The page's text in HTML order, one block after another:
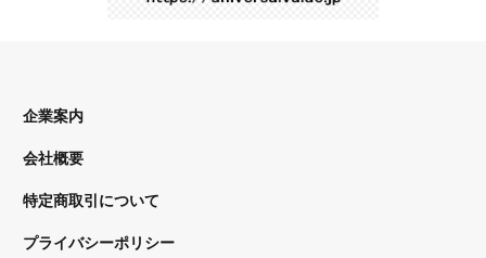
企業案内
会社概要
特定商取引について
プライバシーポリシー